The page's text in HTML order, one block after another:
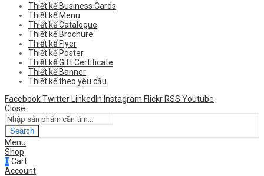
Thiết kế Business Cards
Thiết kế Menu
Thiết kế Catalogue
Thiết kế Brochure
Thiết kế Flyer
Thiết kế Poster
Thiết kế Gift Certificate
Thiết kế Banner
Thiết kế theo yêu cầu
FacebookTwitter LinkedIn Instagram Flickr RSS Youtube
Close
Search
Menu
Shop
0 Cart
Account